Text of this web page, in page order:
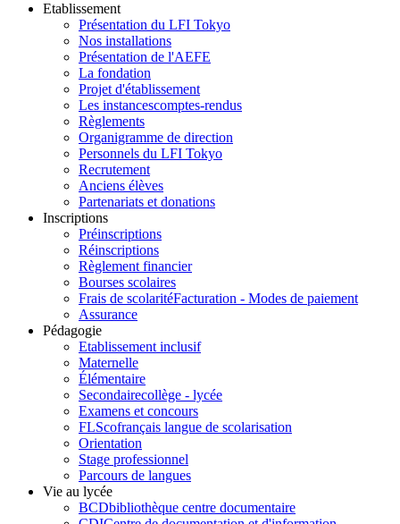
Etablissement
Présentation du LFI Tokyo
Nos installations
Présentation de l'AEFE
La fondation
Projet d'établissement
Les instancescomptes-rendus
Règlements
Organigramme de direction
Personnels du LFI Tokyo
Recrutement
Anciens élèves
Partenariats et donations
Inscriptions
Préinscriptions
Réinscriptions
Règlement financier
Bourses scolaires
Frais de scolaritéFacturation - Modes de paiement
Assurance
Pédagogie
Etablissement inclusif
Maternelle
Élémentaire
Secondairecollège - lycée
Examens et concours
FLScofrançais langue de scolarisation
Orientation
Stage professionnel
Parcours de langues
Vie au lycée
BCDbibliothèque centre documentaire